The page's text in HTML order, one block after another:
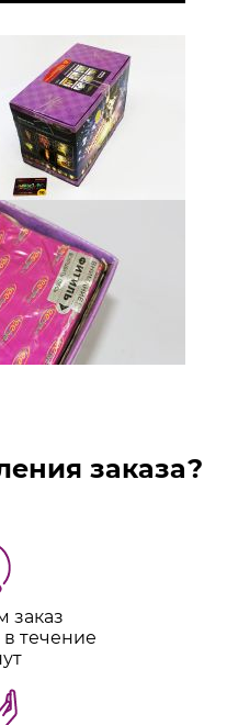
заказа?
заказ
течение